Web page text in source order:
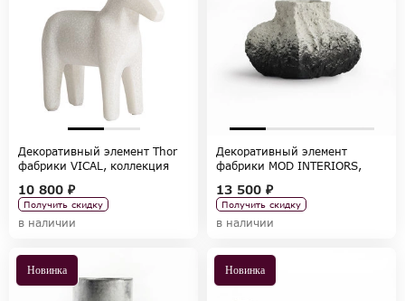
Декоративный элемент Thor
фабрики VICAL, коллекция
10 800 ₽
Получить скидку
в наличии
Декоративный элемент
фабрики MOD INTERIORS,
13 500 ₽
Получить скидку
в наличии
Новинка Новинка